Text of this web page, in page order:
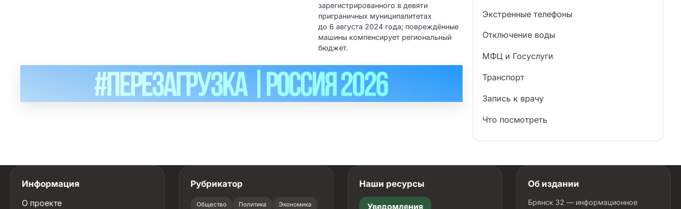
зарегистрированного в девяти
приграничных муниципалитетах
до 6 августа 2024 года; повреждённые
машины компенсирует региональный
бюджет.
Экстренные телефоны
Отключение воды
МФЦ и Госуслуги
Транспорт
Запись к врачу
Что посмотреть
Информация
О проекте
Рубрикатор
Общество Политика Экономика
Наши ресурсы
Уведомления
Об издании
Брянск 32 — информационное